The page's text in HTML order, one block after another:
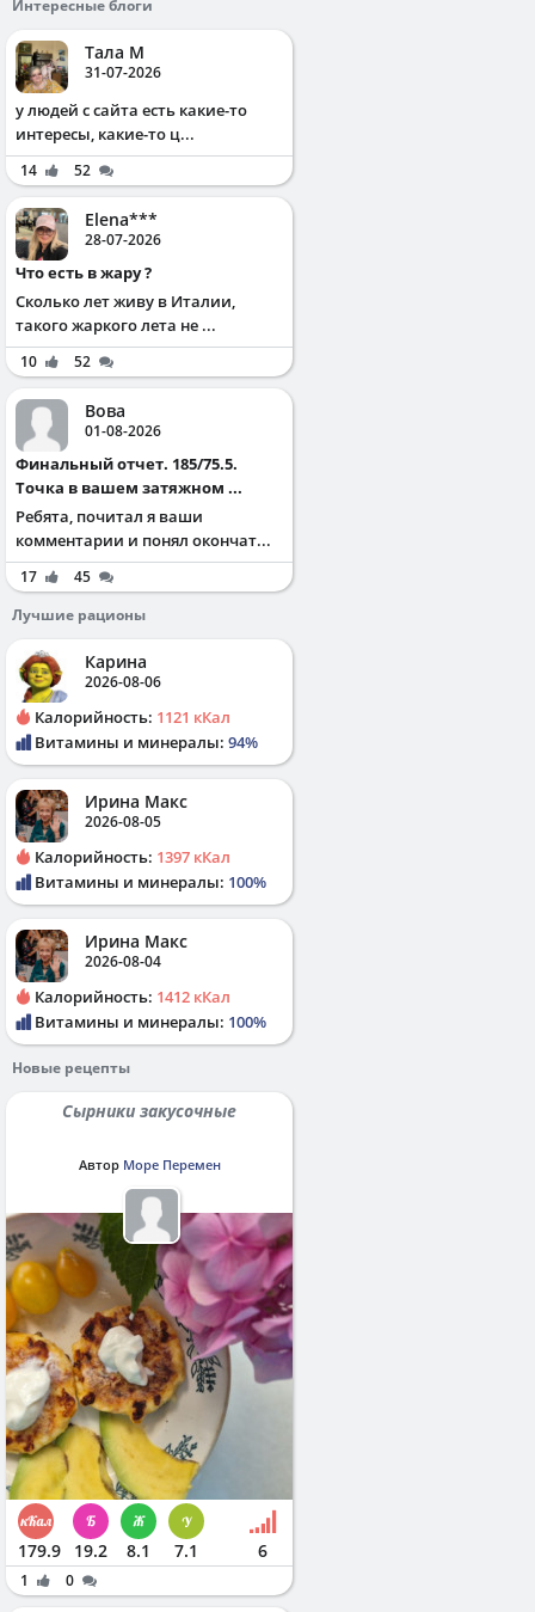
Интересные блоги
Тала М
31-07-2026
у людей с сайта есть какие-то
интересы, какие-то ц...
14 52
Elena***
28-07-2026
Что есть в жару ?
Сколько лет живу в Италии,
такого жаркого лета не ...
10 52
Вова
01-08-2026
Финальный отчет. 185/75.5.
Точка в вашем затяжном ...
Ребята, почитал я ваши
комментарии и понял окончат...
17
45
Лучшие рационы
Карина
2026-08-06
Калорийность: 1121 кКал
Витамины и минералы: 94%
Ирина Макс
2026-08-05
Калорийность: 1397 кКал
Витамины и минералы: 100%
Ирина Макс
2026-08-04
Калорийность: 1412 кКал
Витамины и минералы: 100%
Новые рецепты
Сырники закусочные
Автор Море Перемен
179.9 19.2 8.1 7.1 6
1 0